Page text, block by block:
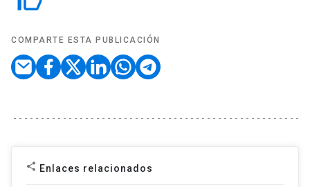
COMPARTE ESTA PUBLICACIÓN
share Enlaces relacionados